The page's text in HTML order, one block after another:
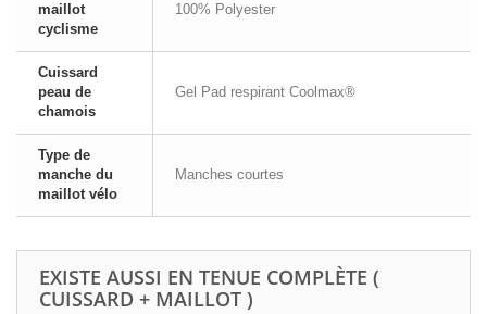
maillot
cyclisme
100% Polyester
Cuissard
peau de
chamois
Gel Pad respirant Coolmax®
Type de
manche du
maillot vélo
Manches courtes
EXISTE AUSSI EN TENUE COMPLÈTE (
CUISSARD + MAILLOT )